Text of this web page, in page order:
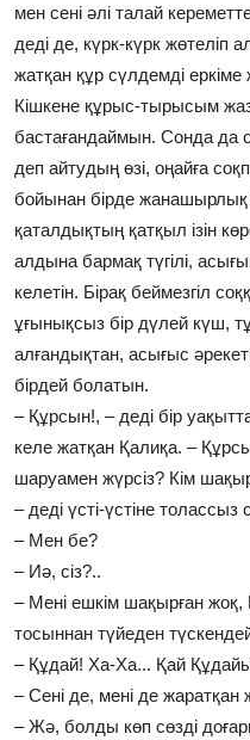
мен сені әлі талай
деді де, күрк-күрк жөтеліп
жатқан құр сүлдемді еркіме
Кішкене құрыс-тырысым
бастағандаймын. Сонда да
деп айтудың өзі, оңайға
бойынан бірде жанашырлық
қаталдықтың қатқыл ізін
алдына бармақ түгілі,
келетін. Бірақ беймезгіл
ұғынықсыз бір дүлей күш,
алғандықтан, асығыс
бірдей болатын.
– Құрсын!, – деді бір
келе жатқан Қалиқа. –
шаруамен жүрсіз? Кім
– деді үсті-үстіне толассыз
– Мен бе?
– Иә, сіз?..
– Мені ешкім шақырған
тосыннан түйеден
– Құдай! Ха-Ха... Қай
– Сені де, мені де жаратқан
– Жә, болды көп сөзді